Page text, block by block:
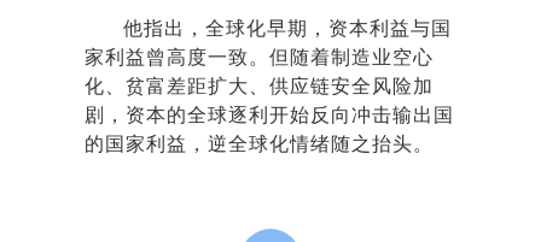
他指出，全球化早期，资本利益与国
家利益曾高度一致。但随着制造业空心
化、贫富差距扩大、供应链安全风险加
剧，资本的全球逐利开始反向冲击输出国
的国家利益，逆全球化情绪随之抬头。